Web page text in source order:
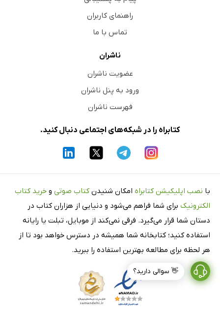
👋 سوالی دارید؟
راهنمای کاربران
تماس با ما
ناشران
عضویت ناشران
ورود به پنل ناشران
فهرست ناشران
کتابراه را در شبکه‌های اجتماعی دنبال کنید.
با نصب اپلیکیشن کتابراه امکان شنیدن کتاب صوتی و خرید کتاب
الکترونیک برای شما فراهم می‌شود و دنیایی از هزاران کتاب در
دستان شما قرار می‌گیرد. فرقی نمی‌کند از موبایل، تبلت یا رایانه
استفاده کنید؛ کتابخانه شما همیشه در دسترس خواهد بود تا از
هر لحظه برای مطالعه بهترین استفاده را ببرید.